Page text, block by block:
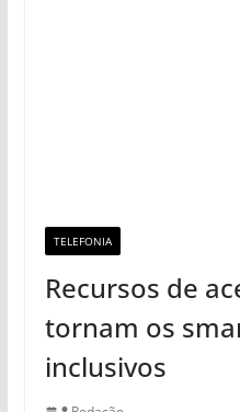
TELEFONIA
Recursos de
tornam os
inclusivos